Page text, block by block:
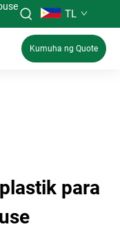
TL
Kumuha ng Quote
para